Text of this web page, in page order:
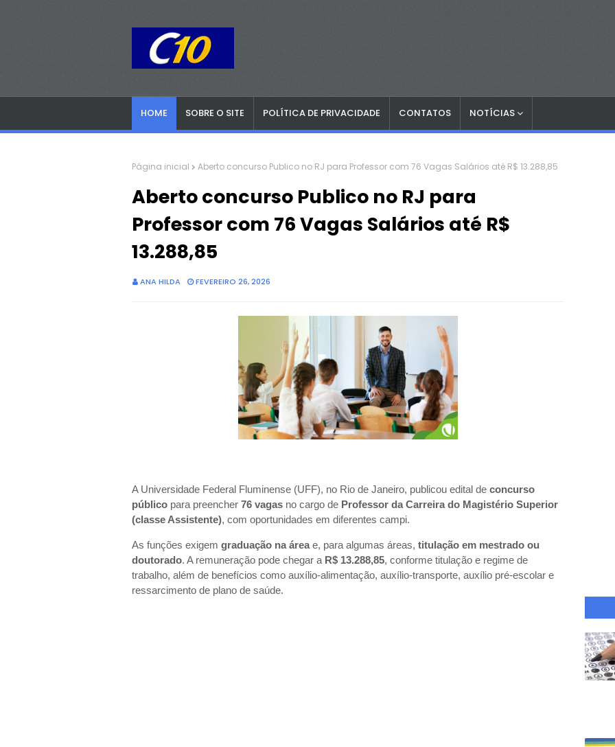
HOME SOBRE O SITE POLÍTICA DE PRIVACIDADE CONTATOS NOTÍCIAS
Página inicial Aberto concurso Publico no RJ para Professor com 76 Vagas Salários até R$ 13.288,85
Aberto concurso Publico no RJ para
Professor com 76 Vagas Salários até R$
13.288,85
ANA HILDA FEVEREIRO 26, 2026
A Universidade Federal Fluminense (UFF), no Rio de Janeiro, publicou edital de concurso
público para preencher 76 vagas no cargo de Professor da Carreira do Magistério Superior
(classe Assistente), com oportunidades em diferentes campi.
As funções exigem graduação na área e, para algumas áreas, titulação em mestrado ou
doutorado. A remuneração pode chegar a R$ 13.288,85, conforme titulação e regime de
trabalho, além de benefícios como auxílio-alimentação, auxílio-transporte, auxílio pré-escolar e
ressarcimento de plano de saúde.